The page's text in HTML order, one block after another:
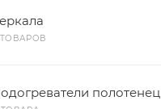
полотенец